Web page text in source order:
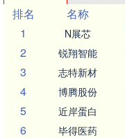
排名
名称
1
N展芯
2 锐翔智能
3 志特新材
4 博腾股份
5 近岸蛋白
6 毕得医药